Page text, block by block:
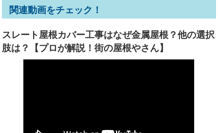
関連動画をチェック！
スレート屋根カバー工事はなぜ金属屋根？他の選択
肢は？【プロが解説！街の屋根やさん】